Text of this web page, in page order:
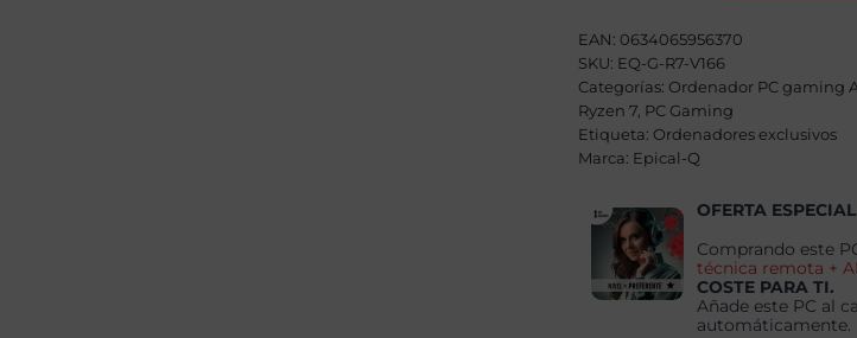
AMD
Ryzen
7
8700F,
32GB,
2TB
NVME,
RTX
+
Windows
11
Pro
cantidad
EAN: 0634065956370
SKU: EQ-G-R7-V166
Categorías: Ordenador PC gaming
Ryzen 7, PC Gaming
Etiqueta: Ordenadores exclusivos
Marca: Epical-Q
OFERTA ESPECIAL
Comprando este
técnica remota +
COSTE PARA TI.
Añade este PC al
automáticamente.